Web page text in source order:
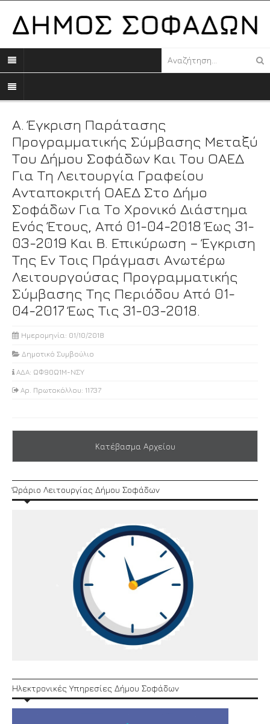
Α. Έγκριση Παράτασης
Προγραμματικής Σύμβασης Μεταξύ
Του Δήμου Σοφάδων Και Του ΟΑΕΔ
Για Τη Λειτουργία Γραφείου
Ανταποκριτή ΟΑΕΔ Στο Δήμο
Σοφάδων Για Το Χρονικό Διάστημα
Ενός Έτους, Από 01-04-2018 Έως 31-
03-2019 Και Β. Επικύρωση – Έγκριση
Της Εν Τοις Πράγμασι Ανωτέρω
Λειτουργούσας Προγραμματικής
Σύμβασης Της Περιόδου Από 01-
04-2017 Έως Τις 31-03-2018.
Ημερομηνία: 01/10/2018
Δημοτικό Συμβούλιο
ΑΔΑ: ΩΦ90Ω1Μ-ΝΣΥ
Αρ. Πρωτοκόλλου: 11737
Κατέβασμα Αρχείου
Ώράριο Λειτουργίας Δήμου Σοφάδων
Ηλεκτρονικές Υπηρεσίες Δήμου Σοφάδων